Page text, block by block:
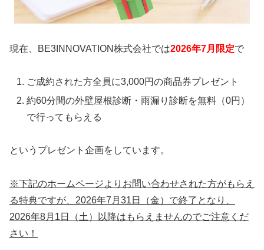
現在、BE3INNOVATION株式会社では2026年7月限定で
ご成約された方全員に3,000円の商品券プレゼント
約60分間の外壁屋根診断・雨漏り診断を無料（0円）
で行ってもらえる
というプレゼント企画をしています。
※下記のホームページよりお問い合わせされた方がもらえ
る特典ですが、2026年7月31日（金）で終了となり、
2026年8月1日（土）以降はもらえませんのでご注意くだ
さい！